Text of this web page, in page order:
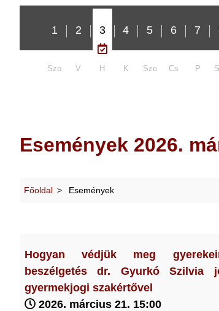
1 2 3 4 5 6 7
Szo V H K Sze Cs P
Események 2026.
Főoldal Események
Hogyan védjük meg
beszélgetés dr. Gyurkó Szilvia
gyermekjogi szakértővel
2026. március 21. 15:00